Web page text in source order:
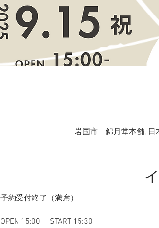
岩国市 錦月堂本舗, 日
予約受付終了（満席）
OPEN 15:00 　START 15:30